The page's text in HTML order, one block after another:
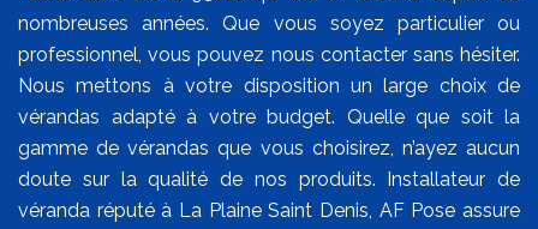
nombreuses années. Que vous soyez particulier ou
professionnel, vous pouvez nous contacter sans hésiter.
Nous mettons à votre disposition un large choix de
vérandas adapté à votre budget. Quelle que soit la
gamme de vérandas que vous choisirez, n’ayez aucun
doute sur la qualité de nos produits. Installateur de
véranda réputé à La Plaine Saint Denis, AF Pose assure